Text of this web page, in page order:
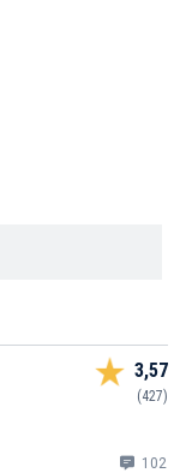
3,57
(427)
102